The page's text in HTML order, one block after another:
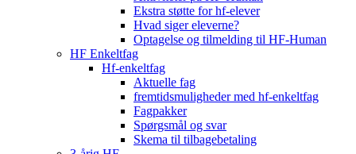
Ekstra støtte for hf-elever
Hvad siger eleverne?
Optagelse og tilmelding til HF‑Human
HF Enkeltfag
Hf-enkeltfag
Aktuelle fag
fremtidsmuligheder med hf-enkeltfag
Fagpakker
Spørgsmål og svar
Skema til tilbagebetaling